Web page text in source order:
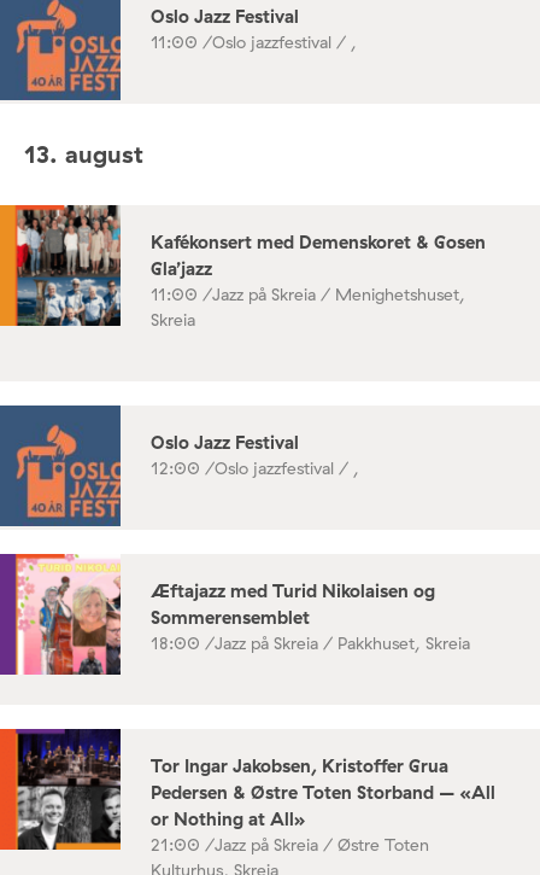
Oslo Jazz Festival
11:00 /Oslo jazzfestival / ,
13. august
Kafékonsert med Demenskoret & Gosen
Gla’jazz
11:00 /Jazz på Skreia / Menighetshuset,
Skreia
Oslo Jazz Festival
12:00 /Oslo jazzfestival / ,
Æftajazz med Turid Nikolaisen og
Sommerensemblet
18:00 /Jazz på Skreia / Pakkhuset, Skreia
Tor Ingar Jakobsen, Kristoffer Grua
Pedersen & Østre Toten Storband – «All
or Nothing at All»
21:00 /Jazz på Skreia / Østre Toten
Kulturhus, Skreia